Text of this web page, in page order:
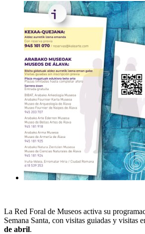
La Red Foral de Museos activa su
Semana Santa, con visitas guiadas y visitas
de abril.